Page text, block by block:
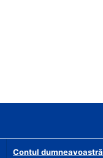
Contul dumneavoastră